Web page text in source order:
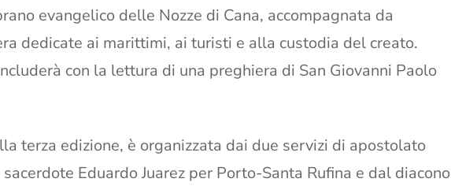
evangelico delle Nozze di Cana, accompagnata da
dedicate ai marittimi, ai turisti e alla custodia del creato.
con la lettura di una preghiera di San Giovanni Paolo
terza edizione, è organizzata dai due servizi di apostolato
Eduardo Juarez per Porto-Santa Rufina e dal diacono